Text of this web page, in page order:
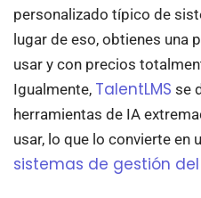
personalizado típico de
lugar de eso, obtienes una
usar y con precios
Igualmente, TalentLMS se
herramientas de IA
usar, lo que lo convierte en
sistemas de gestión